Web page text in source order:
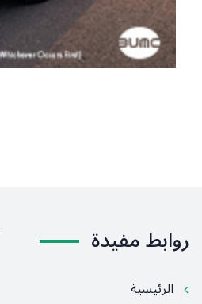
روابط مفيدة
الرئيسية